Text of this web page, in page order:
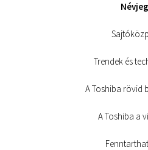
Trendek és
A Toshiba rövid
A Toshiba a